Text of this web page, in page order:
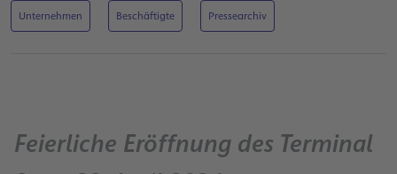
Unternehmen Beschäftigte Pressearchiv
Feierliche Eröffnung des Terminal